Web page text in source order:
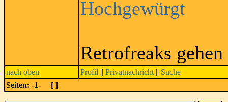
Hochgewürgt
Retrofreaks
nach oben Profil || Privatnachricht || Suche
Seiten: -1- [ ]